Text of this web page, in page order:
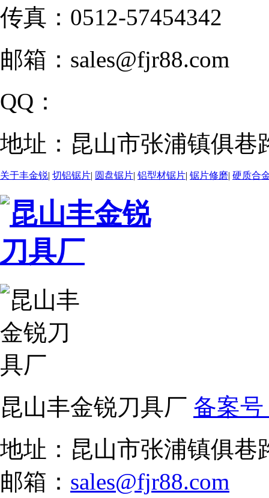
传真： 0512-57454342
邮箱： sales@fjr88.com
QQ：
地址： 昆山市张浦镇俱巷
关于丰金锐| 切铝锯片| 圆盘锯片| 铝型材锯片| 锯片修磨| 硬质合
昆山丰金锐刀具厂 备案号
地址：昆山市张浦镇俱
邮箱： sales@fjr88.com